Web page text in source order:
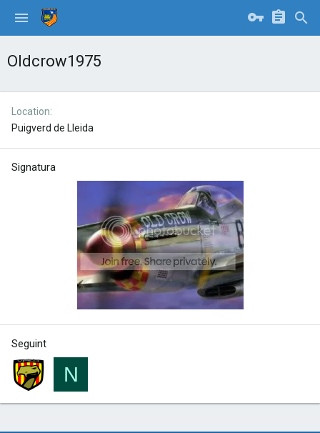
Oldcrow1975
Location
Puigverd de Lleida
Signatura
Seguint
N